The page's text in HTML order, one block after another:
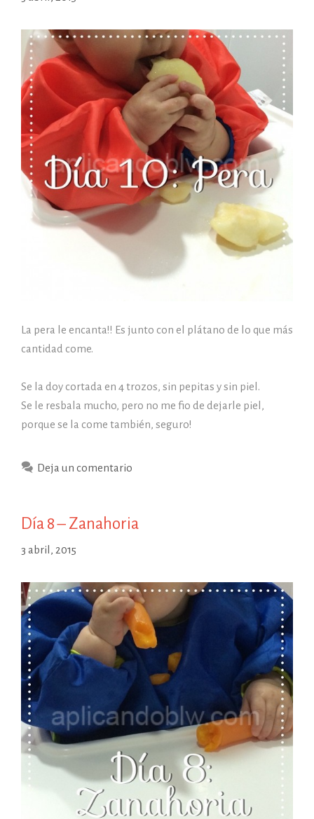
La pera le encanta!! Es junto con el plátano de lo que más
cantidad come.
Se la doy cortada en 4 trozos, sin pepitas y sin piel.
Se le resbala mucho, pero no me fio de dejarle piel,
porque se la come también, seguro!
Deja un comentario
Día 8 – Zanahoria
3 abril, 2015